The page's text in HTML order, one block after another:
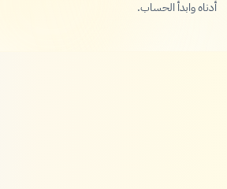
أدناه وابدأ الحساب.